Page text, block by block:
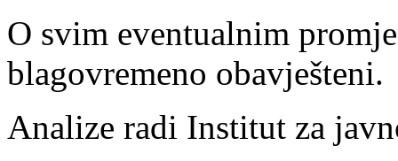
O svim eventualnim
blagovremeno obavješteni.
Analize radi Institut za